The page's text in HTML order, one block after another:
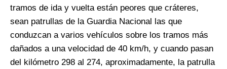
tramos de ida y vuelta están peores que cráteres,
sean patrullas de la Guardia Nacional las que
conduzcan a varios vehículos sobre los tramos más
dañados a una velocidad de 40 km/h, y cuando pasan
del kilómetro 298 al 274, aproximadamente, la patrulla